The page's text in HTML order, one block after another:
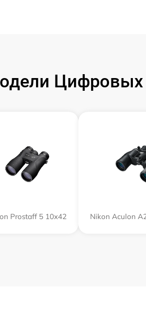
Цифровых
Prostaff 5 10x42 Nikon Aculon